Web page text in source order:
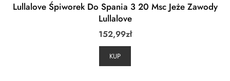
Lullalove Śpiworek Do Spania 3 20 Msc Jeże Zawody
Lullalove
152,99zł
KUP